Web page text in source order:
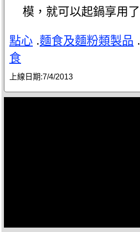
模，就可以起鍋享用了
點心 .麵食及麵粉類製品 .
食
上線日期:7/4/2013